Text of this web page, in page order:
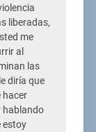
liberadas,
me
al
las
diría que
hacer
hablando
estoy